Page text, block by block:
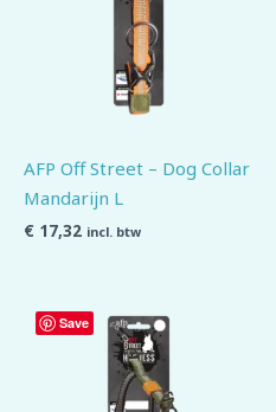
AFP Off Street – Dog Collar
Mandarijn L
€ 17,32 incl. btw
Save